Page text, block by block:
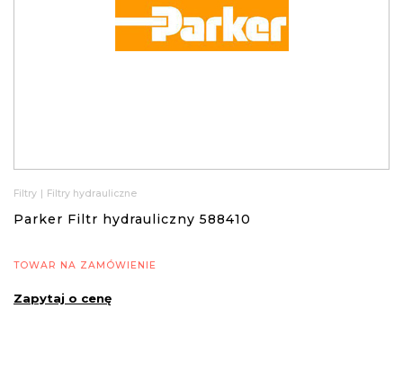
Filtry | Filtry hydrauliczne
Parker Filtr hydrauliczny 588410
TOWAR NA ZAMÓWIENIE
Zapytaj o cenę